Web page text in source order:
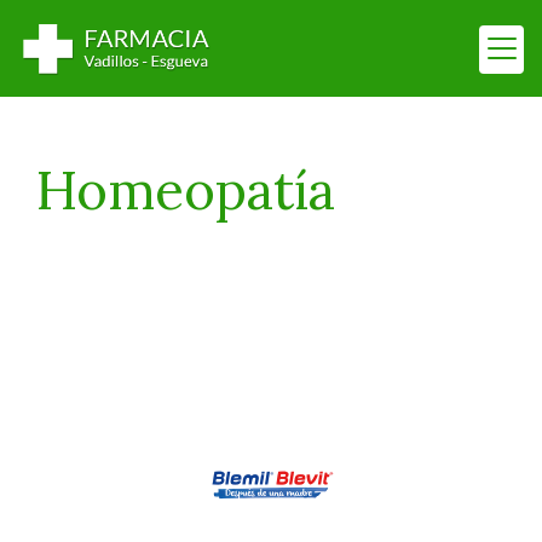
Homeopatía